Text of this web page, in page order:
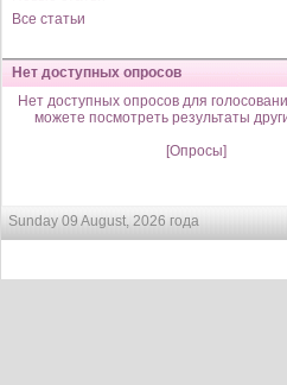
Все статьи
Нет доступных опросов
Нет доступных опросов для
можете посмотреть результаты
[Опросы]
Sunday 09 August, 2026 года